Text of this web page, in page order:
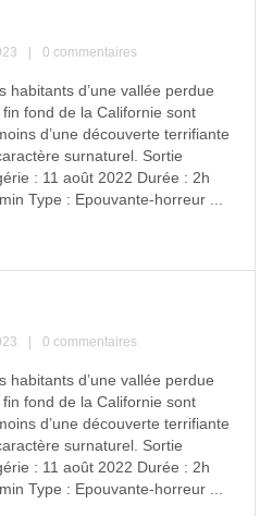
0 commentaires
habitants d’une vallée perdue
fin fond de la Californie sont
d’une découverte terrifiante
surnaturel. Sortie
: 11 août 2022 Durée : 2h
Type : Epouvante-horreur ...
0 commentaires
habitants d’une vallée perdue
fin fond de la Californie sont
d’une découverte terrifiante
surnaturel. Sortie
: 11 août 2022 Durée : 2h
Type : Epouvante-horreur ...